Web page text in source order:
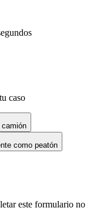
caso
como peatón
este formulario no